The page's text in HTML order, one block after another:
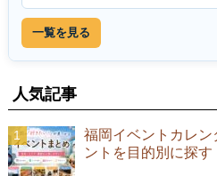
一覧を見る
人気記事
福岡イベントカレ
ントを目的別に探す